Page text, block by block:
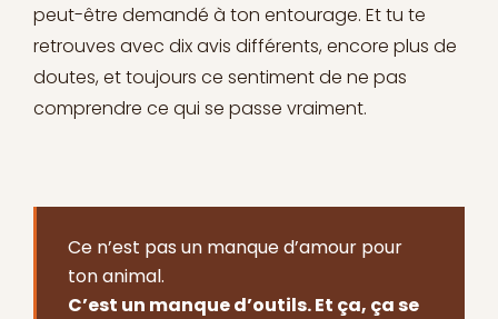
peut-être demandé à ton entourage. Et tu te
retrouves avec dix avis différents, encore plus de
doutes, et toujours ce sentiment de ne pas
comprendre ce qui se passe vraiment.
Ce n’est pas un manque d’amour pour
ton animal.
C’est un manque d’outils. Et ça, ça se